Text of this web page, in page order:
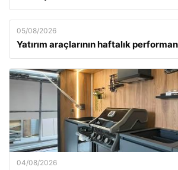
05/08/2026
Yatırım araçlarının haftalık
04/08/2026